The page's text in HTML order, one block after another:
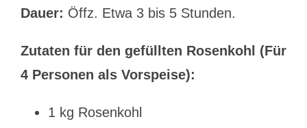
Dauer: Öffz. Etwa 3 bis 5 Stunden.
Zutaten für den gefüllten Rosenkohl (Für
4 Personen als Vorspeise):
1 kg Rosenkohl